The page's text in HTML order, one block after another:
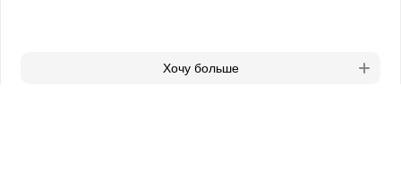
Хочу больше